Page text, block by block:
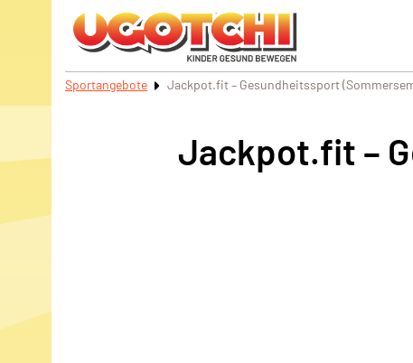
Sportangebote Jackpot.fit – Gesundheitssport
Jackpot.fit –